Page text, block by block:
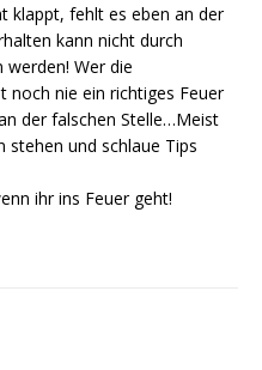
klappt, fehlt es eben an der
kann nicht durch
werden! Wer die
nie ein richtiges Feuer
der falschen Stelle…Meist
stehen und schlaue Tips
ihr ins Feuer geht!